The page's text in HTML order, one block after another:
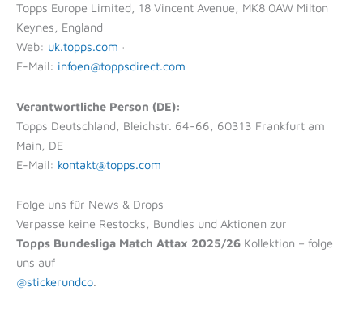
Topps Europe Limited, 18 Vincent Avenue, MK8 0AW Milton
Keynes, England
Web: uk.topps.com ·
E-Mail: infoen@toppsdirect.com
Verantwortliche Person (DE):
Topps Deutschland, Bleichstr. 64-66, 60313 Frankfurt am
Main, DE
E-Mail: kontakt@topps.com
Folge uns für News & Drops
Verpasse keine Restocks, Bundles und Aktionen zur
Topps Bundesliga Match Attax 2025/26 Kollektion – folge
uns auf
@stickerundco.